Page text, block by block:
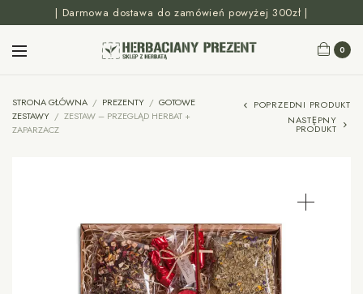
| Darmowa dostawa do zamówień powyżej 300zł |
0
STRONA GŁÓWNA / PREZENTY / GOTOWE
ZESTAWY / ZESTAW – PRZEGLĄD HERBAT +
ZAPARZACZ
POPRZEDNI PRODUKT
NASTĘPNY
PRODUKT